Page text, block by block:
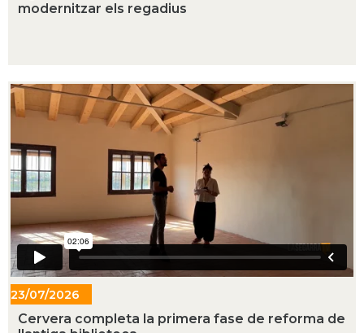
modernitzar els regadius
23/07/2026
- 12:21
Cervera completa la primera fase de reforma de